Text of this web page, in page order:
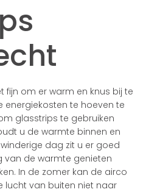
fijn om er warm en knus bij te
energiekosten te hoeven te
glasstrips te gebruiken
u de warmte binnen en
dag zit u er goed
van de warmte genieten
In de zomer kan de airco
lucht van buiten niet naar